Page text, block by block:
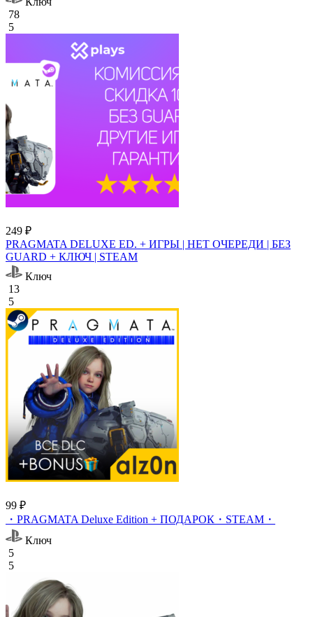
78
5
249 ₽
PRAGMATA DELUXE ED. + ИГРЫ | НЕТ ОЧЕРЕДИ | БЕЗ
GUARD + КЛЮЧ | STEAM
Ключ
13
5
99 ₽
・PRAGMATA Deluxe Edition + ПОДАРОК・STEAM・
Ключ
5
5